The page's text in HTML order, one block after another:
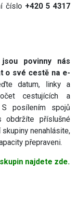
číslo +420 5 4317
povinny nás
o své cestě na e-
datum, linky a
cestujících a
posílením spojů
obdržíte příslušné
nenahlásite,
přepraveni.
najdete zde.